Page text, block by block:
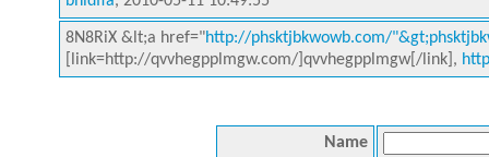
8N8RiX &lt;a href="http://phsktjbkwowb.com/
[link=http://qvvhegpplmgw.com/]qvvhegpplmgw[/link],
Name